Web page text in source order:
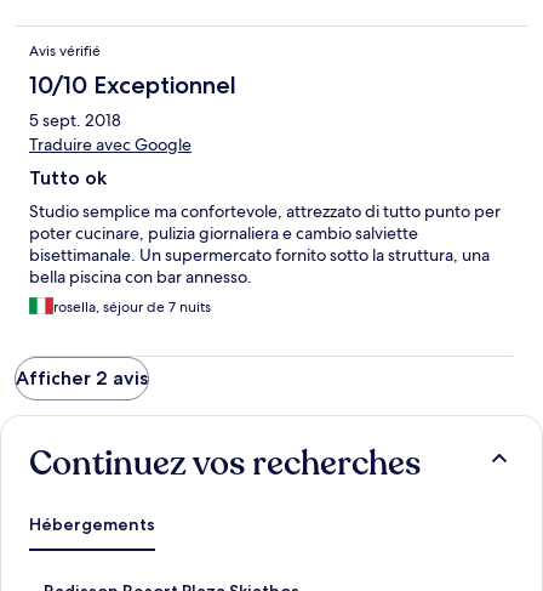
Avis vérifié
10/10 Exceptionnel
5 sept. 2018
Traduire avec Google
Tutto ok
Studio semplice ma confortevole, attrezzato di tutto punto per
poter cucinare, pulizia giornaliera e cambio salviette
bisettimanale. Un supermercato fornito sotto la struttura, una
bella piscina con bar annesso.
rosella, séjour de 7 nuits
Afficher 2 avis
Continuez vos recherches
Hébergements